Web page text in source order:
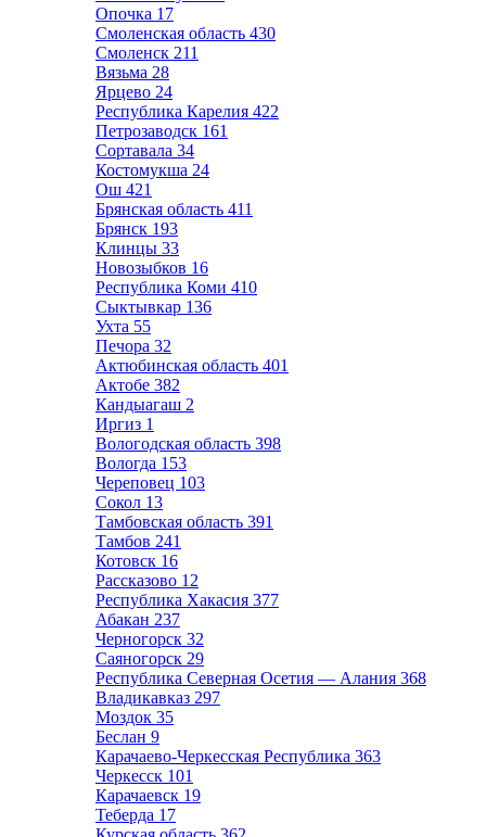
Опочка 17
Смоленская область 430
Смоленск 211
Вязьма 28
Ярцево 24
Республика Карелия 422
Петрозаводск 161
Сортавала 34
Костомукша 24
Ош 421
Брянская область 411
Брянск 193
Клинцы 33
Новозыбков 16
Республика Коми 410
Сыктывкар 136
Ухта 55
Печора 32
Актюбинская область 401
Актобе 382
Кандыагаш 2
Иргиз 1
Вологодская область 398
Вологда 153
Череповец 103
Сокол 13
Тамбовская область 391
Тамбов 241
Котовск 16
Рассказово 12
Республика Хакасия 377
Абакан 237
Черногорск 32
Саяногорск 29
Республика Северная Осетия — Алания 368
Владикавказ 297
Моздок 35
Беслан 9
Карачаево-Черкесская Республика 363
Черкесск 101
Карачаевск 19
Теберда 17